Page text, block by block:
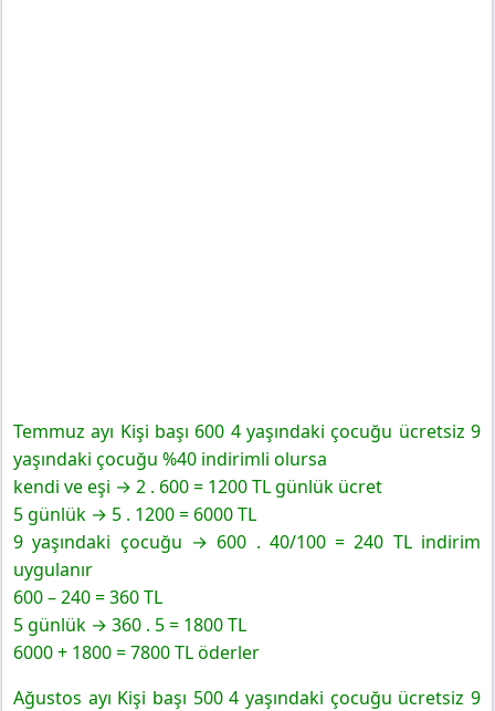
Temmuz ayı Kişi başı 600 4 yaşındaki çocuğu ücretsiz 9
yaşındaki çocuğu %40 indirimli olursa
kendi ve eşi → 2 . 600 = 1200 TL günlük ücret
5 günlük → 5 . 1200 = 6000 TL
9 yaşındaki çocuğu → 600 . 40/100 = 240 TL indirim
uygulanır
600 – 240 = 360 TL
5 günlük → 360 . 5 = 1800 TL
6000 + 1800 = 7800 TL öderler
Ağustos ayı Kişi başı 500 4 yaşındaki çocuğu ücretsiz 9